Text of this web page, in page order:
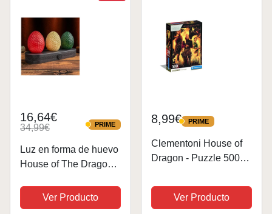
16,64€
34,99€ PRIME
PRIME
Luz en forma de huevo
House of The Dragon -
decoración y
merchandising para
Ver Producto
8,99€ PRIME
PRIME
Clementoni House of
Dragon - Puzzle 500
Caja Compacta,
Fabricado en Italia -
Ver Producto